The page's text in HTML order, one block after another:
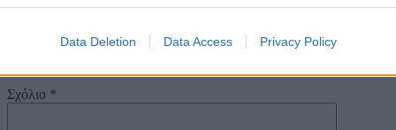
Data Deletion Data Access Privacy Policy
Αφήστε μια απάντηση
Η ηλ. διεύθυνση σας δεν δημοσιεύεται.
Τα υποχρεωτικά πεδία
Σχόλιο *